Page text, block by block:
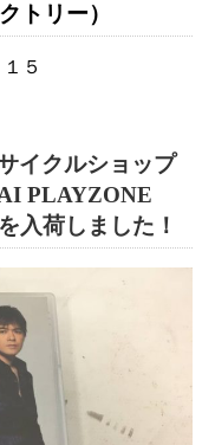
トリー）
５
イクルショップ
PLAYZONE
入荷しました！